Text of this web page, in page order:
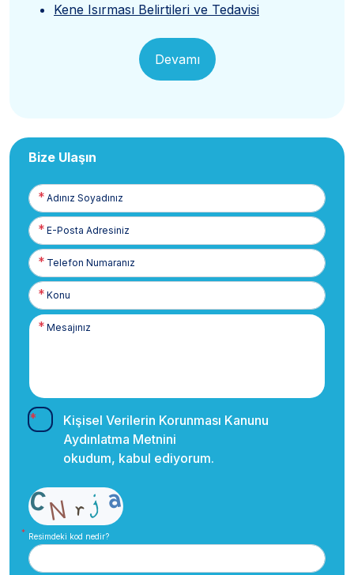
Kene Isırması Belirtileri ve Tedavisi
Devamı
Bize Ulaşın
Adınız
Soyadınız
E-
Posta
Telefon
Numaranız
Kişisel Verilerin Korunması Kanunu
Aydınlatma Metnini
okudum, kabul ediyorum.
Resimdeki kod nedir?